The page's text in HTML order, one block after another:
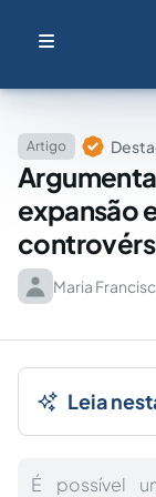
Artigo
expansão
Maria
Leia
É possível